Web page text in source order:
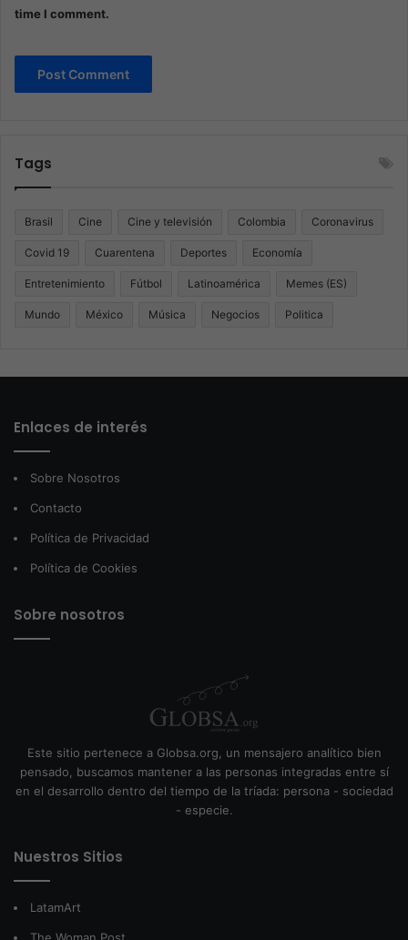
time I comment.
Tags
Brasil Cine Cine y televisión Colombia Coronavirus
Covid 19 Cuarentena Deportes Economía
Entretenimiento Fútbol Latinoamérica Memes (ES)
Mundo México Música Negocios Politica
Enlaces de interés
Sobre Nosotros
Contacto
Política de Privacidad
Política de Cookies
Sobre nosotros
Este sitio pertenece a Globsa.org, un mensajero analítico bien
pensado, buscamos mantener a las personas integradas entre sí
en el desarrollo dentro del tiempo de la tríada: persona - sociedad
- especie.
Nuestros Sitios
LatamArt